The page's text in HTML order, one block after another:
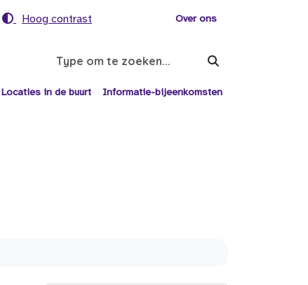
Hoog contrast Over ons
Search
Locaties in de buurt Informatie-bijeenkomsten